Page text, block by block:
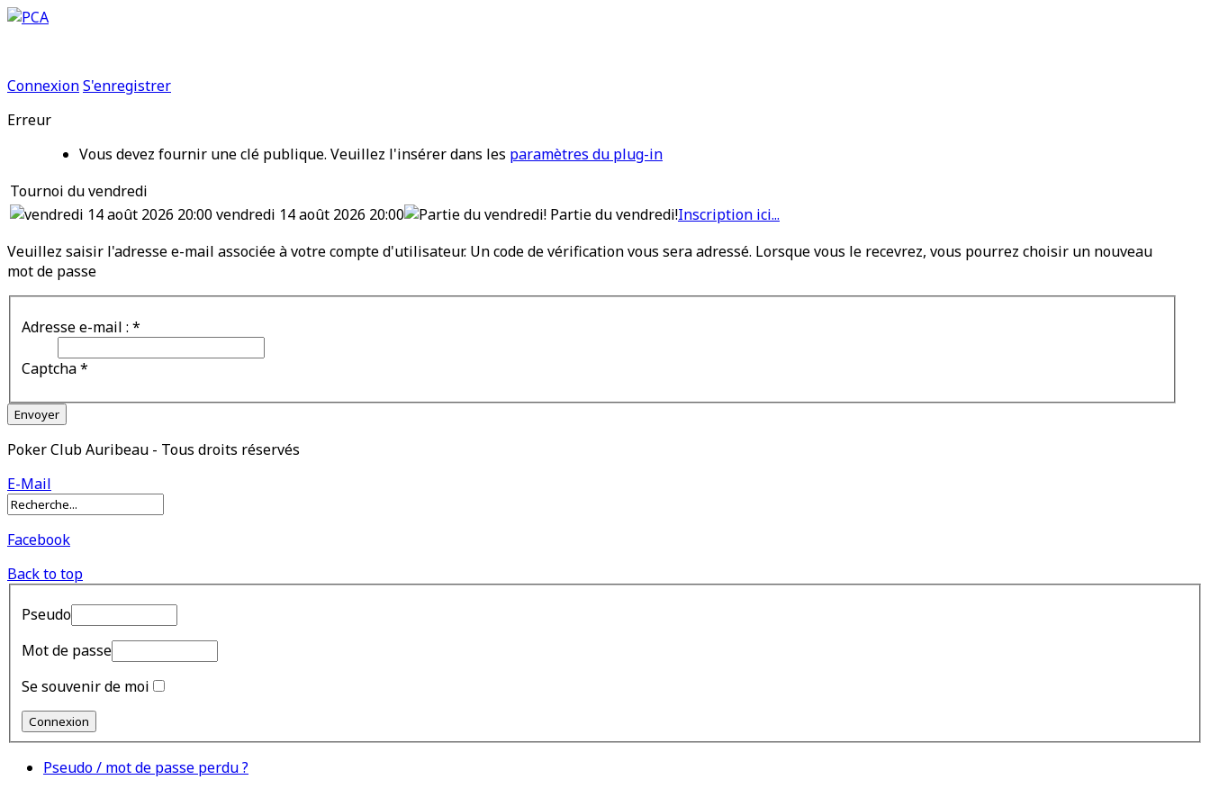
ConnexionS'enregistrer
Erreur
Vous devez fournir une clé publique. Veuillez l'insérer dans les paramètres du plug-in
Tournoi du vendredi
vendredi 14 août 2026 20:00
Partie du vendredi!Inscription ici...
Veuillez saisir l'adresse e-mail associée à votre compte d'utilisateur. Un code de vérification vous sera adressé. Lorsque vous le recevrez, vous pourrez choisir un nouveau
mot de passe
Adresse e-mail : *
Captcha*
Envoyer
Poker Club Auribeau - Tous droits réservés
E-Mail
Facebook
Back to top
Pseudo
Mot de passe
Se souvenir de moi
Pseudo / mot de passe perdu ?